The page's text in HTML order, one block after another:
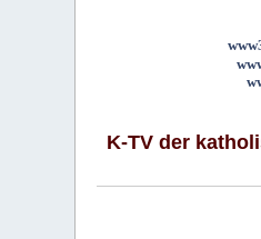
K-TV der